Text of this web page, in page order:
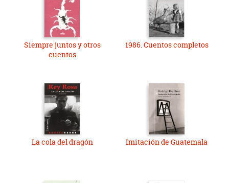
Siempre juntos y otros
cuentos
1986. Cuentos completos
La cola del dragón Imitación de Guatemala